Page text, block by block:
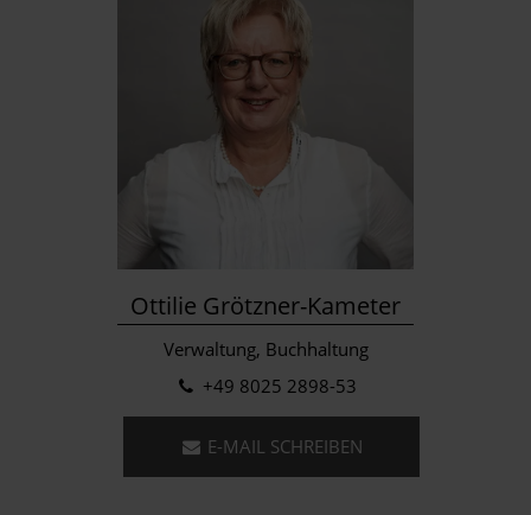
Ottilie Grötzner-Kameter
Verwaltung, Buchhaltung
+49 8025 2898-53
E-MAIL SCHREIBEN